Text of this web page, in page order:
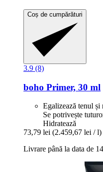
Coș de cumpărături
3.9 (8)
boho Primer, 30 ml
Egalizează tenul și
Se potrivește
Hidratează
73,79 lei (2.459,67 lei / l)
Livrare până la data de